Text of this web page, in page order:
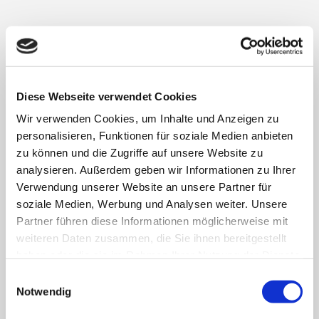
Diese Webseite verwendet Cookies
Wir verwenden Cookies, um Inhalte und Anzeigen zu
personalisieren, Funktionen für soziale Medien anbieten
zu können und die Zugriffe auf unsere Website zu
analysieren. Außerdem geben wir Informationen zu Ihrer
Verwendung unserer Website an unsere Partner für
soziale Medien, Werbung und Analysen weiter. Unsere
Partner führen diese Informationen möglicherweise mit
weiteren Daten zusammen, die Sie ihnen bereitgestellt
Notwendig